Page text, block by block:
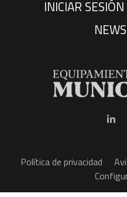
INICIAR SESIÓN
Política de privacidad